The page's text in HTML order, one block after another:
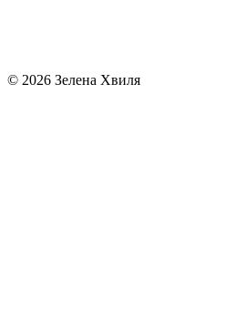
© 2026 Зелена Хвиля